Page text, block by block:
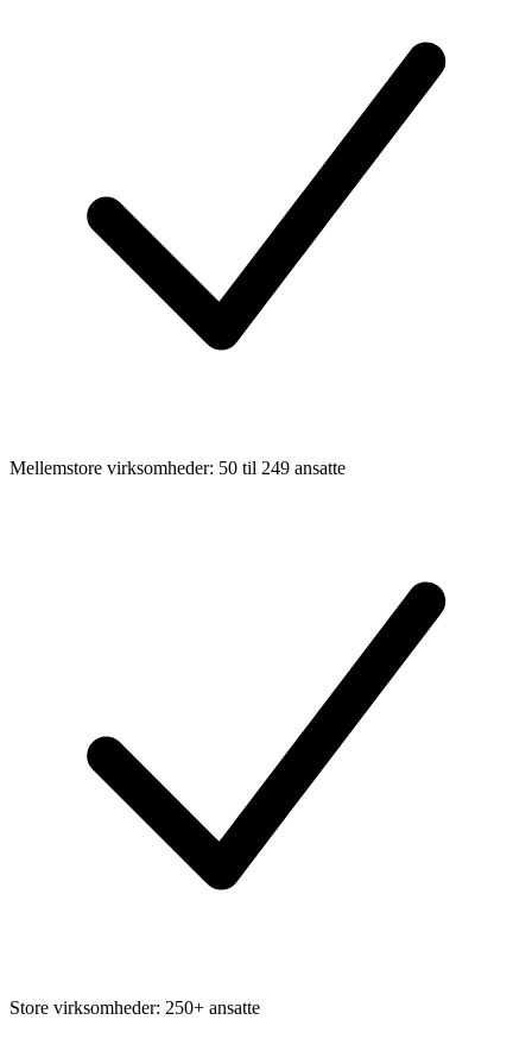
Mellemstore virksomheder: 50 til 249 ansatte
Store virksomheder: 250+ ansatte